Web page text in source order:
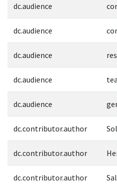
dc.audience
dc.audience
dc.audience
dc.audience
dc.audience
dc.contributor.author
dc.contributor.author
dc.contributor.author